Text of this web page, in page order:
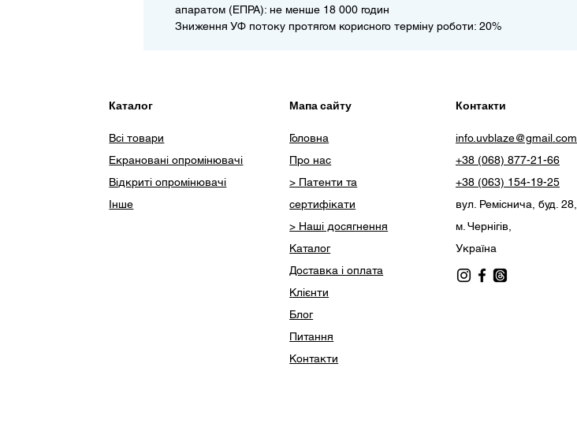
апаратом (ЕПРА): не менше 18 000 годин
Зниження УФ потоку протягом корисного терміну роботи: 20%
Каталог
Всі товари
Екрановані опромінювачі
Відкриті опромінювачі
Інше
Мапа сайту
Головна
Про нас
> Патенти та
сертифікати
> Наші досягнення
Каталог
Доставка і оплата
Клієнти
Блог
Питання
Контакти
Контакти
info.uvblaze@gmail.com
+38 (068) 877-21-66
+38 (063) 154-19-25
вул. Реміснича, буд. 28,
м. Чернігів,
Україна